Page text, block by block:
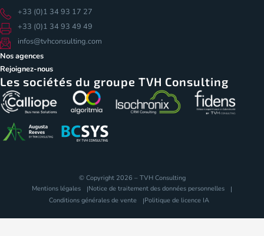
+33 (0)1 34 93 17 27
+33 (0)1 34 93 49 49
infos@tvhconsulting.com
Nos agences
Rejoignez-nous
Les sociétés du groupe TVH Consulting
© Copyright 2026 – TVH Consulting
Mentions légales
Notice de traitement des données personnelles
Conditions générales de vente
Politique de licence IA